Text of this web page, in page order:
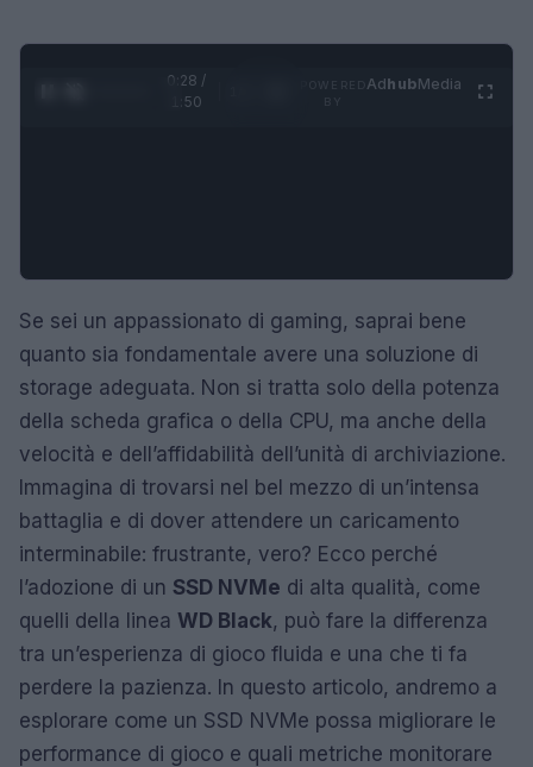
0:28 /
1:50
AdhubMedia
Se sei un appassionato di gaming, saprai bene
quanto sia fondamentale avere una soluzione di
storage adeguata. Non si tratta solo della potenza
della scheda grafica o della CPU, ma anche della
velocità e dell’affidabilità dell’unità di archiviazione.
Immagina di trovarsi nel bel mezzo di un’intensa
battaglia e di dover attendere un caricamento
interminabile: frustrante, vero? Ecco perché
l’adozione di un SSD NVMe di alta qualità, come
quelli della linea WD Black, può fare la differenza
tra un’esperienza di gioco fluida e una che ti fa
perdere la pazienza. In questo articolo, andremo a
esplorare come un SSD NVMe possa migliorare le
performance di gioco e quali metriche monitorare